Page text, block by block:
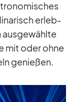
er­leb­
aus­ge­wählte
mit oder ohne
ge­nie­ßen.